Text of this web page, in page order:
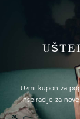
Uzmi kupon za
inspiracije za